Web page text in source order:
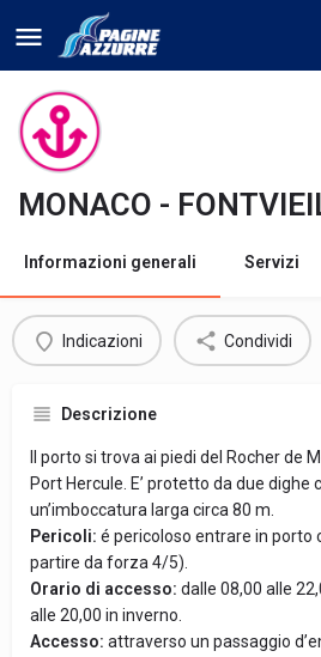
MONACO -
Informazioni generali Servizi
Indicazioni Condividi
Descrizione
Il porto si trova ai piedi del Rocher de
Port Hercule. E’ protetto da due dighe
un’imboccatura larga circa 80 m.
Pericoli: é pericoloso entrare in porto
partire da forza 4/5).
Orario di accesso: dalle 08,00 alle
alle 20,00 in inverno.
Accesso: attraverso un passaggio